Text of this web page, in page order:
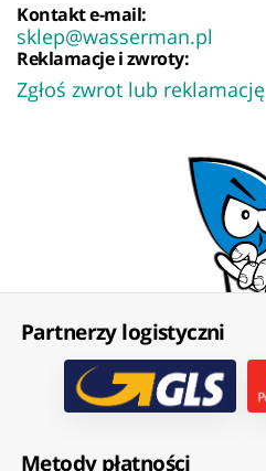
Kontakt e-mail:
sklep@wasserman.pl
Reklamacje i zwroty:
Zgłoś zwrot lub reklamację
Partnerzy logistyczni
Metody płatności